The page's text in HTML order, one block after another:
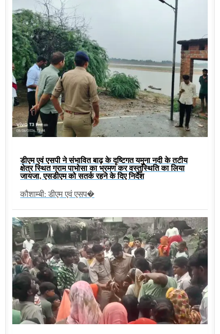
डीएम एवं एसपी ने संभावित बाढ़ के दृष्टिगत यमुना नदी के तटीय
क्षेत्र स्थित ग्राम पाभोसा का भ्रमण कर वस्तुस्थिति का लिया
जायजा, एसडीएम को सतर्क रहने के दिए निर्देश
कौशाम्बी: डीएम एवं एसप�